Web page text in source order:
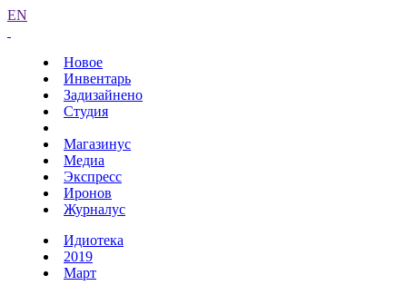
EN
Новое
Инвентарь
Задизайнено
Студия
Магазинус
Медиа
Экспресс
Иронов
Журналус
Идиотека
2019
Март